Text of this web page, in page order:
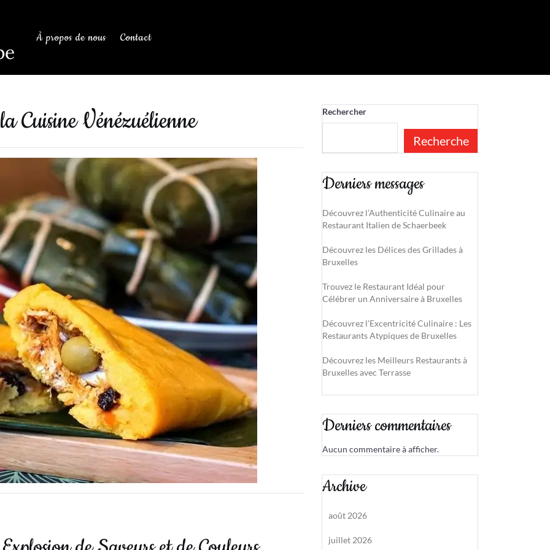
À propos de nous Contact
Cuisine Vénézuélienne Rechercher
Recherche
Derniers messages
Découvrez l’Authenticité Culinaire au
Restaurant Italien de Schaerbeek
Découvrez les Délices des Grillades à
Bruxelles
Trouvez le Restaurant Idéal pour
Célébrer un Anniversaire à Bruxelles
Découvrez l’Excentricité Culinaire : Les
Restaurants Atypiques de Bruxelles
Découvrez les Meilleurs Restaurants à
Bruxelles avec Terrasse
Derniers commentaires
Aucun commentaire à afficher.
Archive
août 2026
juillet 2026